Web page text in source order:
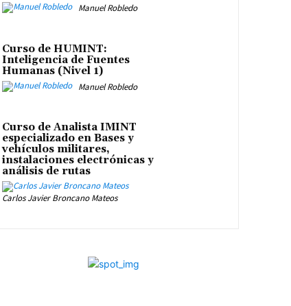
Manuel Robledo
Curso de HUMINT:
Inteligencia de Fuentes
Humanas (Nivel 1)
Manuel Robledo
Curso de Analista IMINT
especializado en Bases y
vehículos militares,
instalaciones electrónicas y
análisis de rutas
Carlos Javier Broncano Mateos